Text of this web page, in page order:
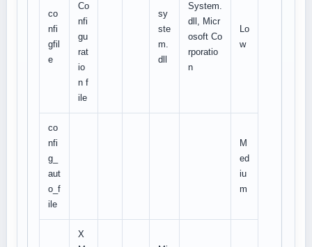
co
nfi
gfil
e
Co
nfi
gu
rat
io
n f
ile
sy
ste
m.
dll
System.
dll, Micr
osoft Co
rporatio
n
Lo
w
co
nfi
g_
aut
o_f
ile
M
ed
iu
m
X